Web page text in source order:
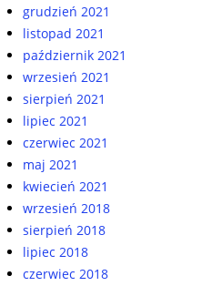
grudzień 2021
listopad 2021
październik 2021
wrzesień 2021
sierpień 2021
lipiec 2021
czerwiec 2021
maj 2021
kwiecień 2021
wrzesień 2018
sierpień 2018
lipiec 2018
czerwiec 2018